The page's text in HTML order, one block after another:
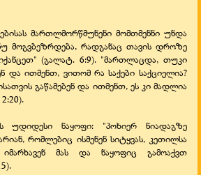
მართლმორწმუნენი მომთმენნი უნდა
ნუ მოგვბეზრდება, რადგანაც თავის დროზე
(გალატ. 6:9). "მართლაცდა, თუკი
და ითმენთ, ვითომ რა საქები საქციელია?
გაწამებენ და ითმენთ, ეს კი მადლია
უდიდესი ნაყოფი: "პოხიერ ნიადაგზე
რომლებიც ისმენენ სიტყვას, კეთილსა
მას და ნაყოფიც გამოაქვთ